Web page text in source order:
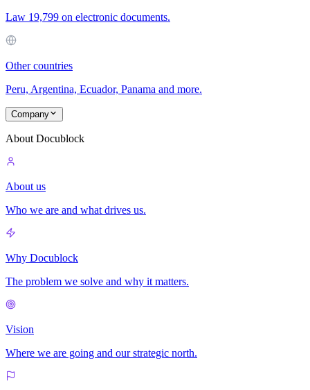
Law 19,799 on electronic documents.
Other countries
Peru, Argentina, Ecuador, Panama and more.
Company
About Docublock
About us
Who we are and what drives us.
Why Docublock
The problem we solve and why it matters.
Vision
Where we are going and our strategic north.